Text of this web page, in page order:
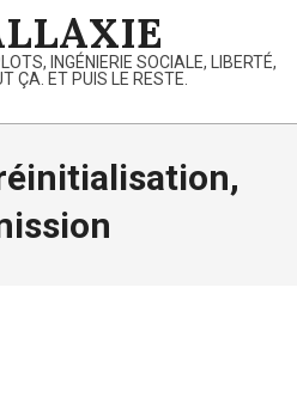
INGÉNIERIE SOCIALE, LIBERTÉ,
ÇA. ET PUIS LE RESTE.